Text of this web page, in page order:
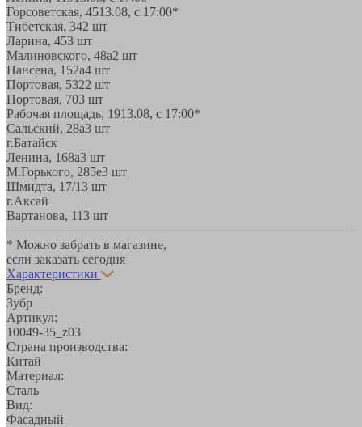
Горсоветская, 4513.08, с 17:00*
Тибетская, 342 шт
Ларина, 453 шт
Малиновского, 48а2 шт
Нансена, 152а4 шт
Портовая, 5322 шт
Портовая, 703 шт
Рабочая площадь, 1913.08, с 17:00*
Сальский, 28a3 шт
г.Батайск
Ленина, 168а3 шт
М.Горького, 285е3 шт
Шмидта, 17/13 шт
г.Аксай
Вартанова, 113 шт
* Можно забрать в магазине,
если заказать сегодня
Характеристики
Бренд:
Зубр
Артикул:
10049-35_z03
Страна производства:
Китай
Материал:
Сталь
Вид:
Фасадный